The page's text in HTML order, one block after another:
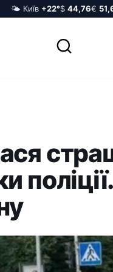
🌤️ Київ+22°$44,76€51,61